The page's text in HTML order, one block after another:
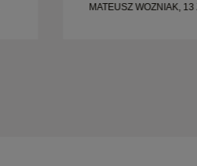
MATEUSZ WOZNIAK,